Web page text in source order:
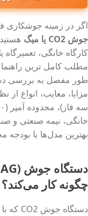
اگر در زمینه جوشکاری
جوش CO2 یا میگ
کارگاه خانگی،
مطلب کامل ترین
مزایا، معایب، انواع
خانگی، نیمه صنعتی و
بهترین مدل‌ها با بودجه
چگونه کار می‌کند؟